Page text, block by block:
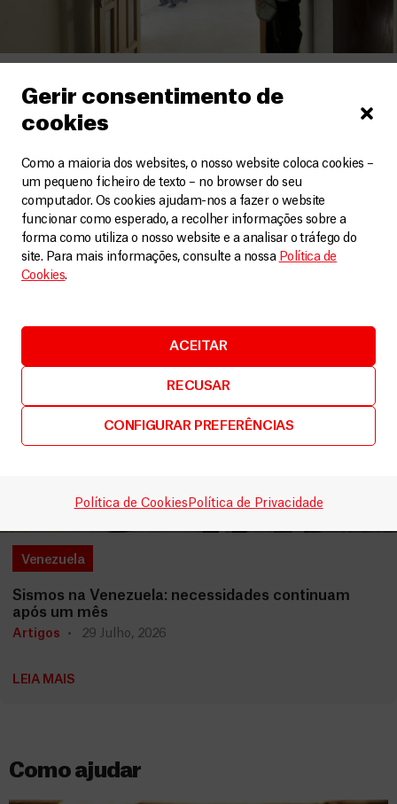
Gerir consentimento de
cookies
Como a maioria dos websites, o nosso website coloca cookies –
um pequeno ficheiro de texto – no browser do seu
computador. Os cookies ajudam-nos a fazer o website
funcionar como esperado, a recolher informações sobre a
forma como utiliza o nosso website e a analisar o tráfego do
site. Para mais informações, consulte a nossa Política de
Cookies.
ACEITAR
RECUSAR
CONFIGURAR PREFERÊNCIAS
Política de Cookies Política de Privacidade
Um quotidiano de medo, perdas e incerteza
LEIA MAIS
Venezuela
Sismos na Venezuela: necessidades continuam
após um mês
Artigos 29 Julho, 2026
LEIA MAIS
Como ajudar